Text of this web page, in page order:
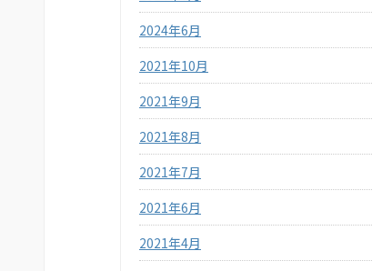
2024年6月
2021年10月
2021年9月
2021年8月
2021年7月
2021年6月
2021年4月